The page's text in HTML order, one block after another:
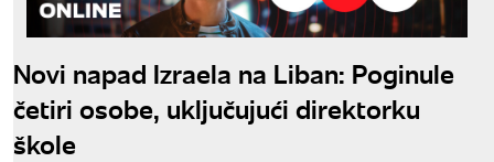
Novi napad Izraela na Liban: Poginule
četiri osobe, uključujući direktorku
škole